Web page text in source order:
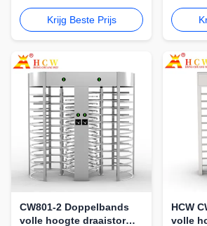
kantoorgebouwen en
gecontroleerde
voetgangersingangen. Het
intrekbare vleugelbarrières en
integratie met
toegangscontrolesystemen.
Krijg Beste Prijs
over
3 ~ 6 s,
1063
CW801-2 Doppelbands
volle hoogte draaistor
HCW
volle